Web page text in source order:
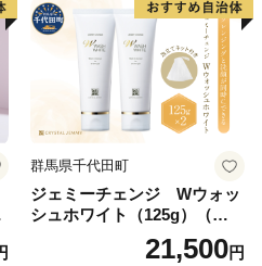
群馬県千代田町
ジェミーチェンジ Wウォッ
シュホワイト（125g）（泡立
てネット付）×2本 群馬県 千
21,500円